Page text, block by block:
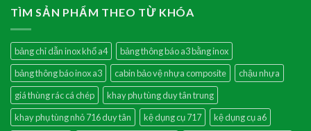
TÌM SẢN PHẨM THEO TỪ KHÓA
bảng chỉ dẫn inox khổ a4
bảng thông báo a3 bằng inox
bảng thông báo inox a3
cabin bảo vệ nhựa composite
chậu nhựa
giá thùng rác cá chép
khay phụ tùng duy tân trung
khay phụ tùng nhỏ 716 duy tân
kệ dụng cụ 717
kệ dụng cụ a6